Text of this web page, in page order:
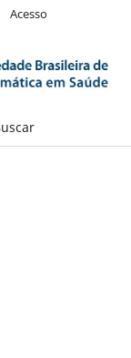
Acesso